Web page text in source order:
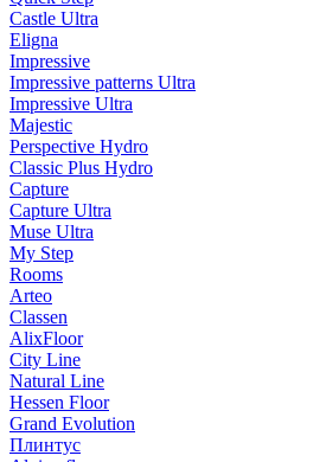
Castle Ultra
Eligna
Impressive
Impressive patterns Ultra
Impressive Ultra
Majestic
Perspective Hydro
Classic Plus Hydro
Capture
Capture Ultra
Muse Ultra
My Step
Rooms
Arteo
Classen
AlixFloor
City Line
Natural Line
Hessen Floor
Grand Evolution
Плинтус